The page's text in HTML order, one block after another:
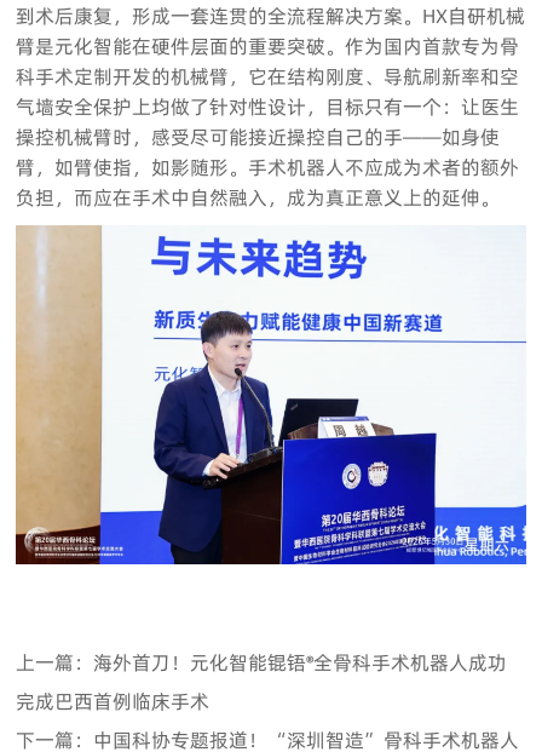
到术后康复，形成一套连贯的全流程解决方案。HX自研机械
臂是元化智能在硬件层面的重要突破。作为国内首款专为骨
科手术定制开发的机械臂，它在结构刚度、导航刷新率和空
气墙安全保护上均做了针对性设计，目标只有一个：让医生
操控机械臂时，感受尽可能接近操控自己的手——如身使
臂，如臂使指，如影随形。手术机器人不应成为术者的额外
负担，而应在手术中自然融入，成为真正意义上的延伸。
上一篇：海外首刀！元化智能锟铻®全骨科手术机器人成功
完成巴西首例临床手术
下一篇：中国科协专题报道！“深圳智造”骨科手术机器人